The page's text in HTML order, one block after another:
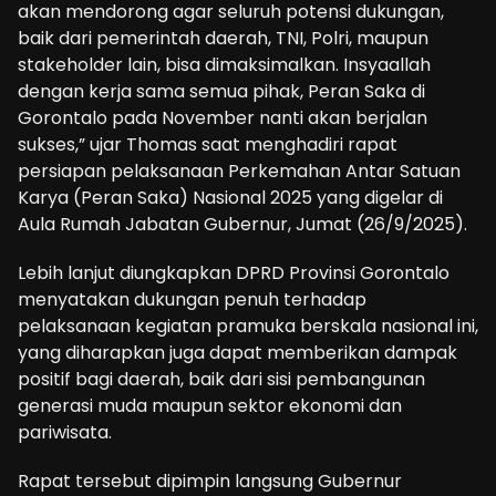
akan mendorong agar seluruh potensi dukungan,
baik dari pemerintah daerah, TNI, Polri, maupun
stakeholder lain, bisa dimaksimalkan. Insyaallah
dengan kerja sama semua pihak, Peran Saka di
Gorontalo pada November nanti akan berjalan
sukses,” ujar Thomas saat menghadiri rapat
persiapan pelaksanaan Perkemahan Antar Satuan
Karya (Peran Saka) Nasional 2025 yang digelar di
Aula Rumah Jabatan Gubernur, Jumat (26/9/2025).
Lebih lanjut diungkapkan DPRD Provinsi Gorontalo
menyatakan dukungan penuh terhadap
pelaksanaan kegiatan pramuka berskala nasional ini,
yang diharapkan juga dapat memberikan dampak
positif bagi daerah, baik dari sisi pembangunan
generasi muda maupun sektor ekonomi dan
pariwisata.
Rapat tersebut dipimpin langsung Gubernur